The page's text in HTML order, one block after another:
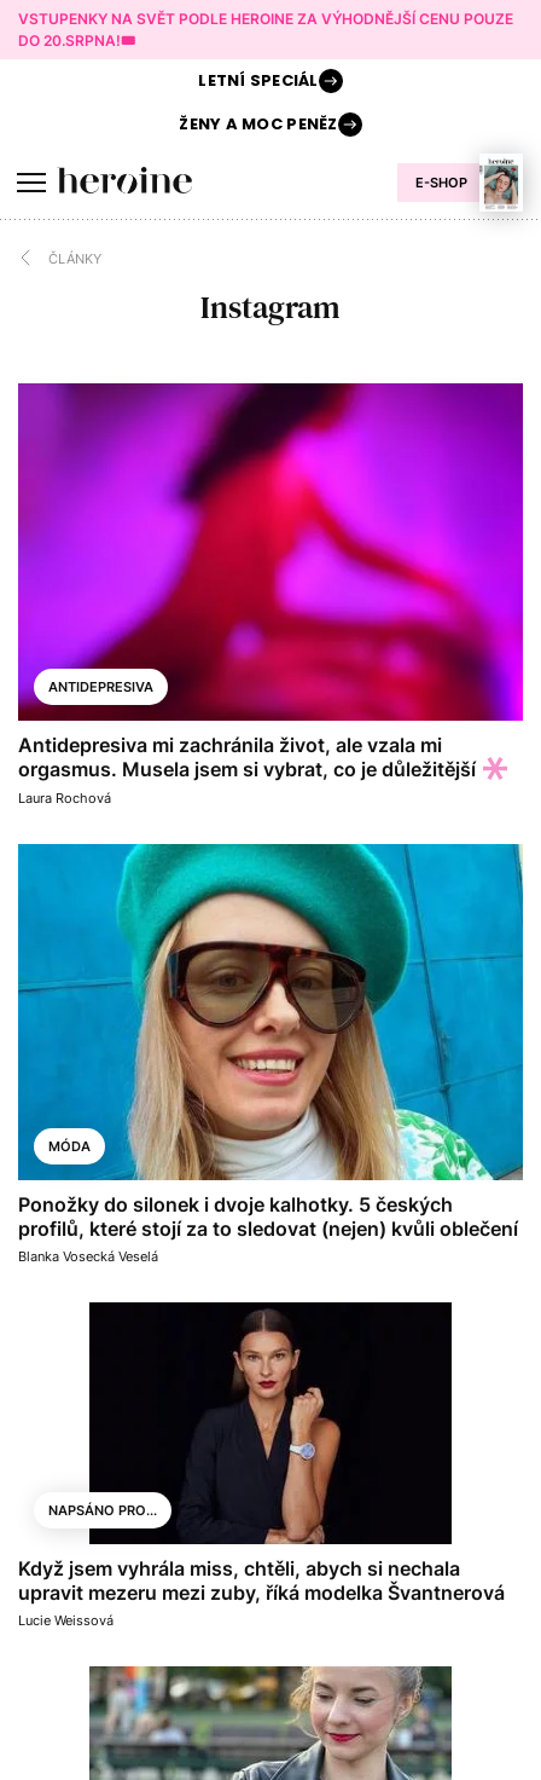
VSTUPENKY NA SVĚT PODLE HEROINE ZA VÝHODNĚJŠÍ CENU POUZE
DO 20.SRPNA!🎟️
E-SHOP
LETNÍ SPECIÁL
ŽENY AMOC PENĚZ
ČLÁNKY
Instagram
ANTIDEPRESIVA
Antidepresiva mi zachránila život, ale vzala mi
orgasmus. Musela jsem si vybrat, co je důležitější
Laura Rochová
MÓDA
Ponožky do silonek i dvoje kalhotky. 5 českých
profilů, které stojí za to sledovat (nejen) kvůli oblečení
Blanka Vosecká Veselá
NAPSÁNO PRO...
Když jsem vyhrála miss, chtěli, abych si nechala
upravit mezeru mezi zuby, říká modelka Švantnerová
Lucie Weissová